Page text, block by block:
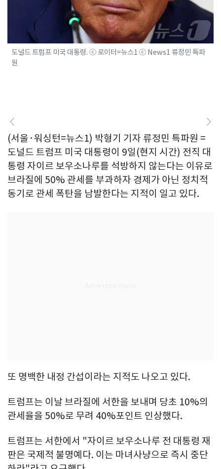
도널드 트럼프 미국 대통령. ⓒ 로이터=뉴스1 ⓒ News1 류정민 특파
원
(서울·워싱턴=뉴스1) 박형기 기자 류정민 특파원 =
도널드 트럼프 미국 대통령이 9일(현지 시간) 전직 대
통령 자이르 보우소나루를 석방하지 않는다는 이유로
브라질에 50% 관세를 부과하자 경제가 아닌 정치적
동기로 관세 폭탄을 남발한다는 지적이 일고 있다.
또 명백한 내정 간섭이라는 지적도 나오고 있다.
트럼프는 이날 브라질에 서한을 보내며 당초 10%의
관세율을 50%로 무려 40%포인트 인상했다.
트럼프는 서한에서 "자이르 보우소나루 전 대통령 재
판은 국제적 불명예다. 이는 마녀사냥으로 즉시 중단